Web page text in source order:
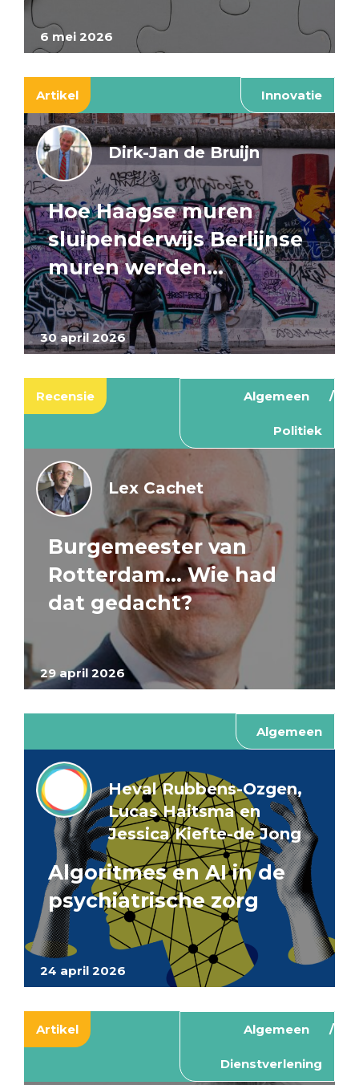
6 mei 2026
Artikel Innovatie
30 april 2026
Dirk-Jan de Bruijn
Hoe Haagse muren
sluipenderwijs Berlijnse
muren werden…
Recensie Algemeen
Politiek
29 april 2026
Lex Cachet
Burgemeester van
Rotterdam… Wie had
dat gedacht?
Algemeen
24 april 2026
Heval Rubbens-Ozgen,
Lucas Haitsma en
Jessica Kiefte-de Jong
Algoritmes en AI in de
psychiatrische zorg
Artikel Algemeen
Dienstverlening